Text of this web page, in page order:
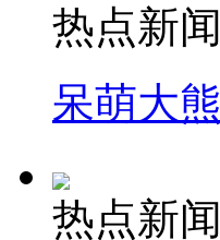
热点新闻
呆萌大
热点新闻